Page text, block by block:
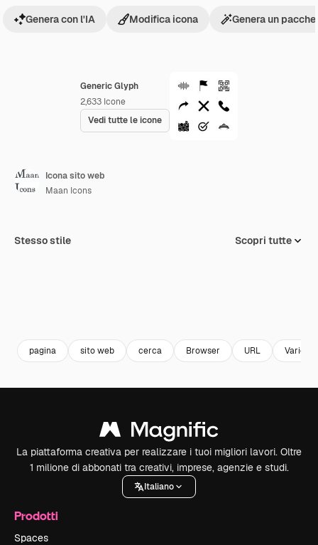
Generic Glyph
2,633 Icone
Vedi tutte le icone
Genera con l'IA Modifica icona Genera un
Icona sito web
Maan Icons
Stesso stile Scopri tutte
pagina sito web cerca Browser URL Varie
La piattaforma creativa per realizzare i tuoi migliori lavori. Oltre
1 milione di abbonati tra creativi, imprese, agenzie e studi.
Italiano
Prodotti
Spaces